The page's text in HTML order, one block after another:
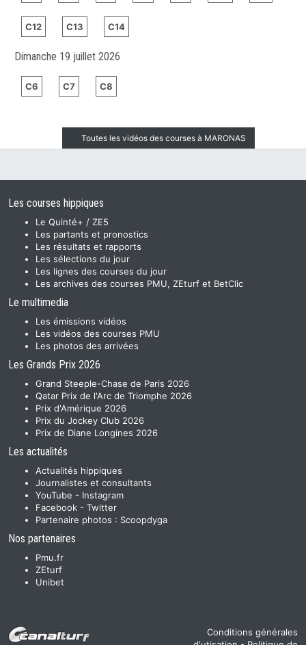
C12 C13 C14
Dimanche 19 juillet 2026
C6 C7 C8
Toutes les vidéos des courses à MARONAS
Les courses hippiques
Le Quinté+ / ZE5
Les partants et pronostics
Les résultats et rapports
Les sélections du jour
Les lignes des courses du jour
Les archives des courses PMU, ZEturf et BetClic
Le multimedia
Les émissions vidéos
Les vidéos des courses PMU
Les photos des arrivées
Les Grands Prix 2026
Grand Steeple-Chase de Paris 2026
Qatar Prix de l'Arc de Triomphe 2026
Prix d'Amérique 2026
Prix du Jockey Club 2026
Prix de Diane Longines 2026
Les actualités
Actualités hippiques
Journalistes et consultants
YouTube - Instagram
Facebook - Twitter
Partenaire photos : Scoopdyga
Nos partenaires
Pmu.fr
ZEturf
Unibet
Conditions générales